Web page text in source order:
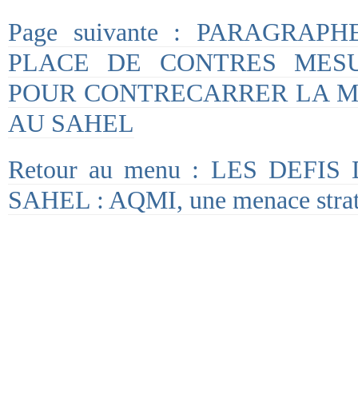
Page suivante :
PLACE DE CONTRES
POUR CONTRECARRER LA
AU SAHEL
Retour au menu : LES DEFIS
SAHEL : AQMI, une menace